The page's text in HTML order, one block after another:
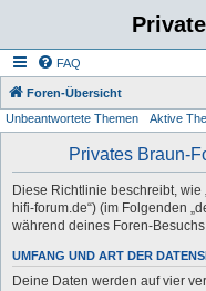
FAQ
Foren-Übersicht
Unbeantwortete Themen Aktive
Privates Braun-
Diese Richtlinie beschreibt, wie
hifi-forum.de“) (im Folgenden
während deines Foren-
UMFANG UND ART DER
Deine Daten werden auf vier